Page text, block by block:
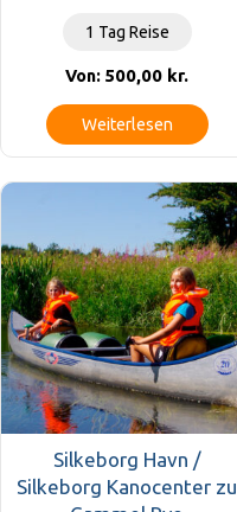
1 Tag Reise
Von: 500,00 kr.
Weiterlesen
Silkeborg Havn /
Silkeborg Kanocenter zu